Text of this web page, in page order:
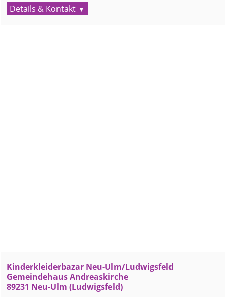
Details & Kontakt
Kinderkleiderbazar Neu-Ulm/Ludwigsfeld
Gemeindehaus Andreaskirche
89231 Neu-Ulm (Ludwigsfeld)